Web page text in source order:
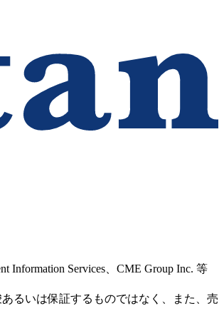
Services、CME Group Inc. 等
るいは保証するものではなく、また、売